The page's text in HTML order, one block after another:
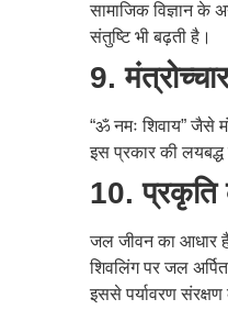
सामाजिक विज्ञान के
संतुष्टि भी बढ़ती है।
9.
“ॐ नमः शिवाय” जैसे
इस प्रकार की
10. प्रकृति
जल जीवन का आधार
शिवलिंग पर जल
इससे पर्यावरण